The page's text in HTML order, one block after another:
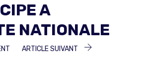
A
NATIONALE
ARTICLE
ARTICLE SUIVANT
ARTICLE